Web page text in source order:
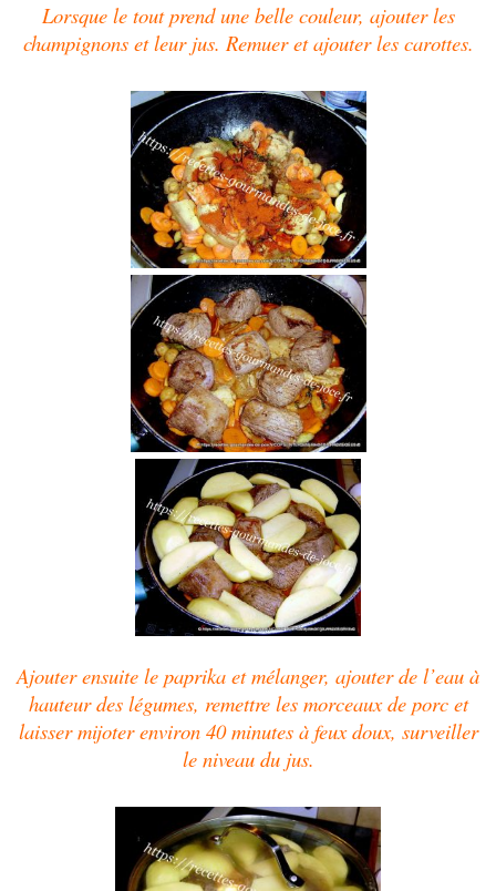
Lorsque le tout prend une belle couleur, ajouter les
champignons et leur jus. Remuer et ajouter les carottes.
Ajouter ensuite le paprika et mélanger, ajouter de l’eau à
hauteur des légumes, remettre les morceaux de porc et
laisser mijoter environ 40 minutes à feux doux, surveiller
le niveau du jus.